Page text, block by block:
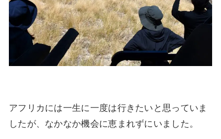
アフリカには一生に一度は行きたいと思っていま
したが、なかなか機会に恵まれずにいました。